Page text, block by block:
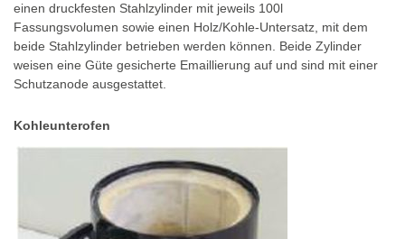
einen druckfesten Stahlzylinder mit jeweils 100l
Fassungsvolumen sowie einen Holz/Kohle-Untersatz, mit dem
beide Stahlzylinder betrieben werden können. Beide Zylinder
weisen eine Güte gesicherte Emaillierung auf und sind mit einer
Schutzanode ausgestattet.
Kohleunterofen